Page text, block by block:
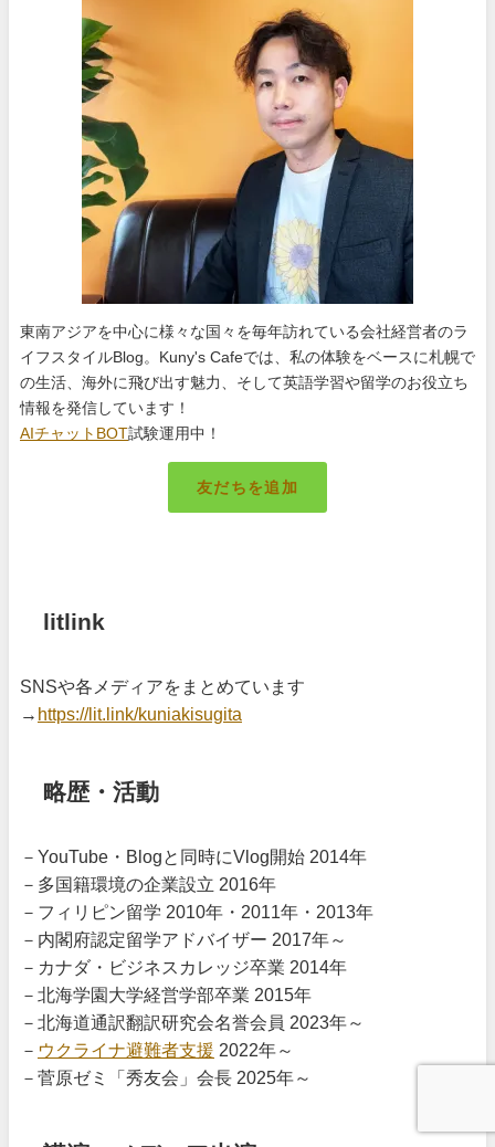
東南アジアを中心に様々な国々を毎年訪れている会社経営者のラ
イフスタイルBlog。Kuny's Cafeでは、私の体験をベースに札幌で
の生活、海外に飛び出す魅力、そして英語学習や留学のお役立ち
情報を発信しています！
AIチャットBOT試験運用中！
友だちを追加
litlink
SNSや各メディアをまとめています
→ https://lit.link/kuniakisugita
略歴・活動
－YouTube・Blogと同時にVlog開始 2014年
－多国籍環境の企業設立 2016年
－フィリピン留学 2010年・2011年・2013年
－内閣府認定留学アドバイザー 2017年～
－カナダ・ビジネスカレッジ卒業 2014年
－北海学園大学経営学部卒業 2015年
－北海道通訳翻訳研究会名誉会員 2023年～
－ ウクライナ避難者支援 2022年～
－菅原ゼミ「秀友会」会長 2025年～